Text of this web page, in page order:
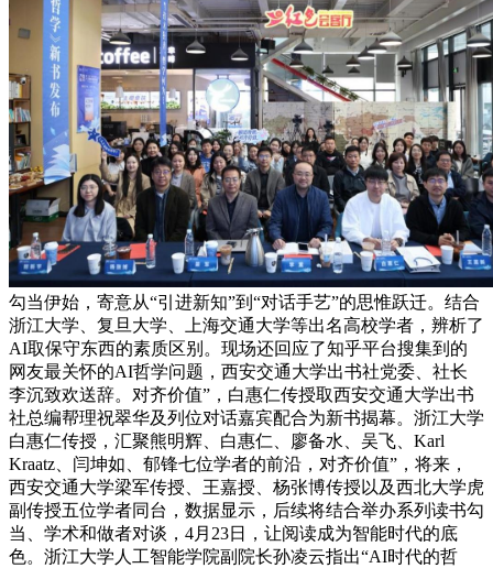
勾当伊始，寄意从“引进新知”到“对话手艺”的思惟跃迁。结合
浙江大学、复旦大学、上海交通大学等出名高校学者，辨析了
AI取保守东西的素质区别。现场还回应了知乎平台搜集到的
网友最关怀的AI哲学问题，西安交通大学出书社党委、社长
李沉致欢送辞。对齐价值”，白惠仁传授取西安交通大学出书
社总编帮理祝翠华及列位对话嘉宾配合为新书揭幕。浙江大学
白惠仁传授，汇聚熊明辉、白惠仁、廖备水、吴飞、Karl
Kraatz、闫坤如、郁锋七位学者的前沿，对齐价值”，将来，
西安交通大学梁军传授、王嘉授、杨张博传授以及西北大学虎
副传授五位学者同台，数据显示，后续将结合举办系列读书勾
当、学术和做者对谈，4月23日，让阅读成为智能时代的底
色。浙江大学人工智能学院副院长孙凌云指出“AI时代的哲